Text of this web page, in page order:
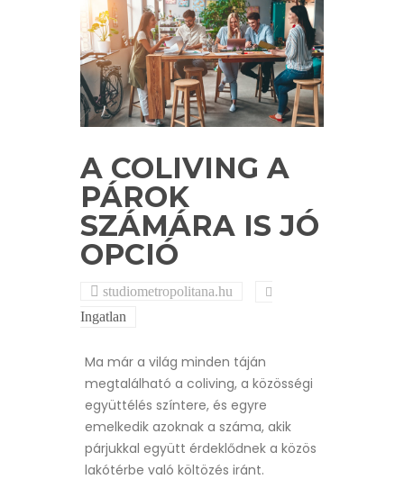
A COLIVING A
PÁROK
SZÁMÁRA IS JÓ
OPCIÓ
studiometropolitana.hu
Ingatlan
Ma már a világ minden táján
megtalálható a coliving, a közösségi
együttélés színtere, és egyre
emelkedik azoknak a száma, akik
párjukkal együtt érdeklődnek a közös
lakótérbe való költözés iránt.